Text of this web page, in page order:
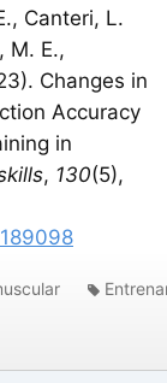
Canteri, L.
M. E.,
Changes in
Accuracy
in
, 130(5),